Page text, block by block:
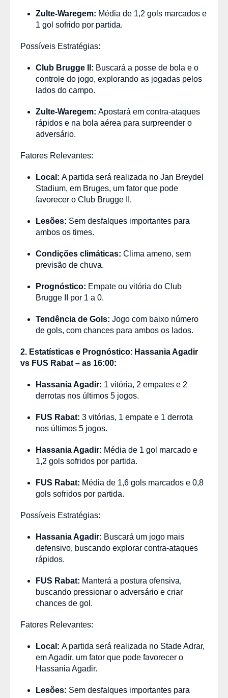
Zulte-Waregem: Média de 1,2 gols marcados e
1 gol sofrido por partida.
Possíveis Estratégias:
Club Brugge II: Buscará a posse de bola e o
controle do jogo, explorando as jogadas pelos
lados do campo.
Zulte-Waregem: Apostará em contra-ataques
rápidos e na bola aérea para surpreender o
adversário.
Fatores Relevantes:
Local: A partida será realizada no Jan Breydel
Stadium, em Bruges, um fator que pode
favorecer o Club Brugge II.
Lesões: Sem desfalques importantes para
ambos os times.
Condições climáticas: Clima ameno, sem
previsão de chuva.
Prognóstico: Empate ou vitória do Club
Brugge II por 1 a 0.
Tendência de Gols: Jogo com baixo número
de gols, com chances para ambos os lados.
2. Estatísticas e Prognóstico: Hassania Agadir
vs FUS Rabat – as 16:00:
Hassania Agadir: 1 vitória, 2 empates e 2
derrotas nos últimos 5 jogos.
FUS Rabat: 3 vitórias, 1 empate e 1 derrota
nos últimos 5 jogos.
Hassania Agadir: Média de 1 gol marcado e
1,2 gols sofridos por partida.
FUS Rabat: Média de 1,6 gols marcados e 0,8
gols sofridos por partida.
Possíveis Estratégias:
Hassania Agadir: Buscará um jogo mais
defensivo, buscando explorar contra-ataques
rápidos.
FUS Rabat: Manterá a postura ofensiva,
buscando pressionar o adversário e criar
chances de gol.
Fatores Relevantes:
Local: A partida será realizada no Stade Adrar,
em Agadir, um fator que pode favorecer o
Hassania Agadir.
Lesões: Sem desfalques importantes para